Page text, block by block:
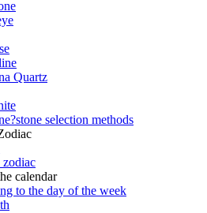
Quartz
stone selection methods
zodiac
calendar
to the day of the week